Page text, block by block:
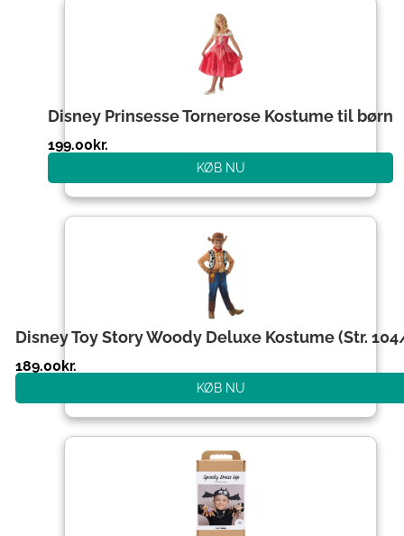
Disney Prinsesse Tornerose Kostume til børn
199.00kr.
KØB NU
Disney Toy Story Woody Deluxe Kostume (Str.
189.00kr.
KØB NU